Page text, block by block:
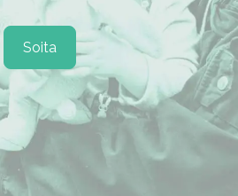
Soita